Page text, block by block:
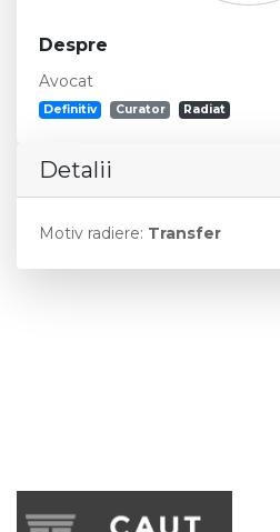
Despre
Avocat
Definitiv Curator Radiat
Detalii
Motiv radiere: Transfer